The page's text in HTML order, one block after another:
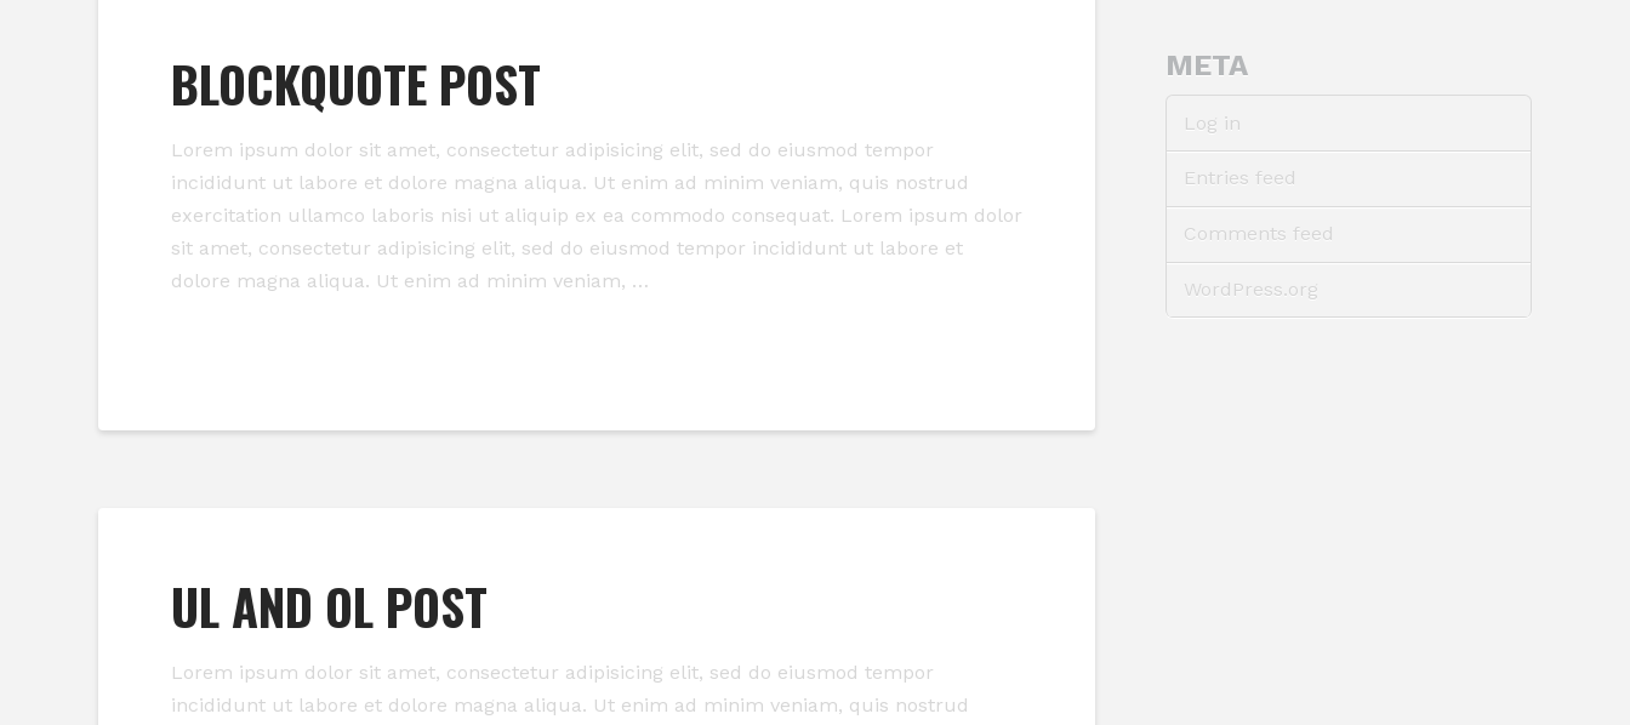
BLOCKQUOTE POST
Lorem ipsum dolor sit amet, consectetur adipisicing elit, sed do eiusmod tempor
incididunt ut labore et dolore magna aliqua. Ut enim ad minim veniam, quis nostrud
exercitation ullamco laboris nisi ut aliquip ex ea commodo consequat. Lorem ipsum dolor
sit amet, consectetur adipisicing elit, sed do eiusmod tempor incididunt ut labore et
dolore magna aliqua. Ut enim ad minim veniam, …
UL AND OL POST
Lorem ipsum dolor sit amet, consectetur adipisicing elit, sed do eiusmod tempor
incididunt ut labore et dolore magna aliqua. Ut enim ad minim veniam, quis nostrud
META
Log in
Entries feed
Comments feed
WordPress.org